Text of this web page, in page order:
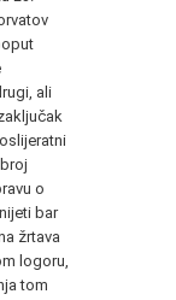
ali
o
bar
žrtava
logoru,
tom